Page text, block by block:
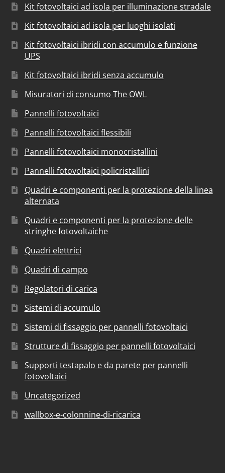
Kit fotovoltaici ad isola per illuminazione stradale
Kit fotovoltaici ad isola per luoghi isolati
Kit fotovoltaici ibridi con accumulo e funzione
UPS
Kit fotovoltaici ibridi senza accumulo
Misuratori di consumo The OWL
Pannelli fotovoltaici
Pannelli fotovoltaici flessibili
Pannelli fotovoltaici monocristallini
Pannelli fotovoltaici policristallini
Quadri e componenti per la protezione della linea
alternata
Quadri e componenti per la protezione delle
stringhe fotovoltaiche
Quadri elettrici
Quadri di campo
Regolatori di carica
Sistemi di accumulo
Sistemi di fissaggio per pannelli fotovoltaici
Strutture di fissaggio per pannelli fotovoltaici
Supporti testapalo e da parete per pannelli
fotovoltaici
Uncategorized
wallbox-e-colonnine-di-ricarica